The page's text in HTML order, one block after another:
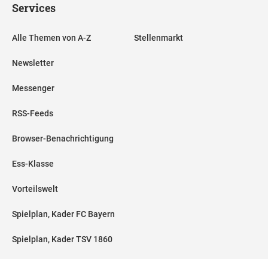
Services
Alle Themen von A-Z
Newsletter
Messenger
RSS-Feeds
Browser-Benachrichtigung
Ess-Klasse
Vorteilswelt
Spielplan, Kader FC Bayern
Spielplan, Kader TSV 1860
Stellenmarkt